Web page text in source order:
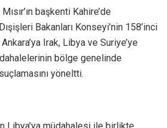
başkenti Kahire’de
Bakanları Konseyi’nin 158’inci
Irak, Libya ve Suriye’ye
bölge genelinde
yöneltti.